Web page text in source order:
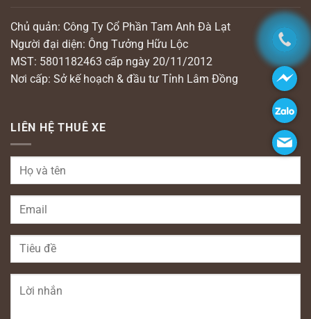
Chủ quản: Công Ty Cổ Phần Tam Anh Đà Lạt
Người đại diện: Ông Tưởng Hữu Lộc
MST: 5801182463 cấp ngày 20/11/2012
Nơi cấp: Sở kế hoạch & đầu tư Tỉnh Lâm Đồng
LIÊN HỆ THUÊ XE